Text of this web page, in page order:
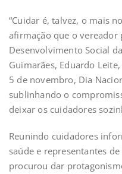
“Cuidar é, talvez, o mais
afirmação que o vereador
Desenvolvimento Social
Guimarães, Eduardo
5 de novembro, Dia
sublinhando o
deixar os cuidadores
Reunindo cuidadores
saúde e representantes
procurou dar